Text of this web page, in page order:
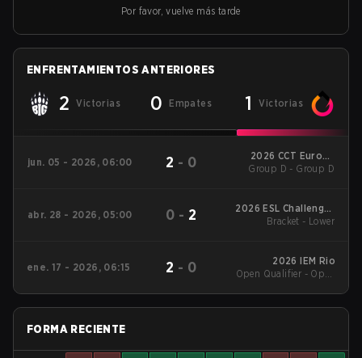
Por favor, vuelve más tarde
ENFRENTAMIENTOS ANTERIORES
2 Victorias 0 Empates 1 Victorias
jun. 05 - 2026, 06:00 2 - 0
2026 CCT Europe
Series #4
Group D - Group D
abr. 28 - 2026, 05:00 0 - 2
2026 ESL Challenger
League Season 51:
Bracket - Lower
ene. 17 - 2026, 06:15 2 - 0
2026 IEM Rio
Open Qualifier - Open
FORMA RECIENTE